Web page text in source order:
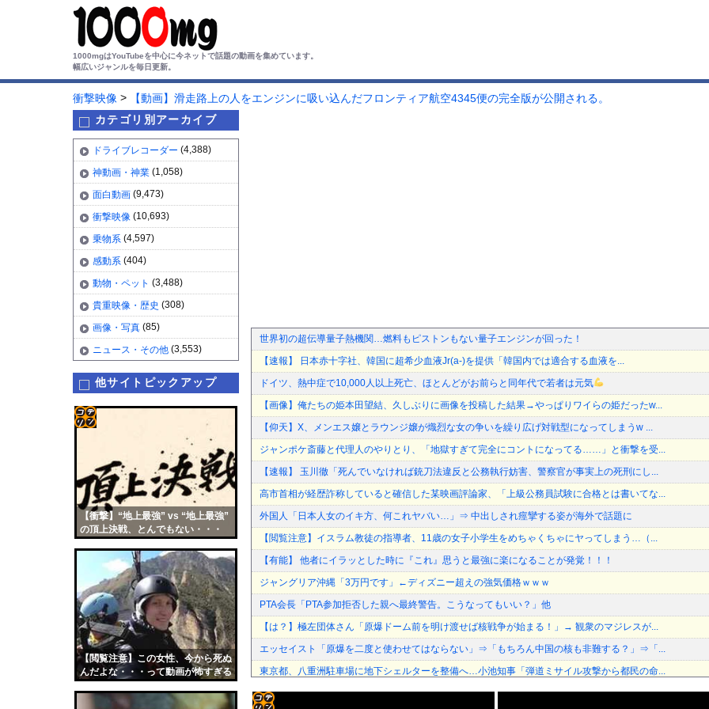
1000mgはYouTubeを中心に今ネットで話題の動画を集めています。
幅広いジャンルを毎日更新。
衝撃映像 >
【動画】滑走路上の人をエンジンに吸い込んだフロンティア航空4345便の完全版が公開される。
カテゴリ別アーカイブ
ドライブレコーダー (4,388)
神動画・神業 (1,058)
面白動画 (9,473)
衝撃映像 (10,693)
乗物系 (4,597)
感動系 (404)
動物・ペット (3,488)
貴重映像・歴史 (308)
画像・写真 (85)
ニュース・その他 (3,553)
他サイトピックアップ
【衝撃】“地上最強” vs “地上最強”
の頂上決戦、とんでもない・・・
【閲覧注意】この女性、今から死ぬ
んだよな・・・って動画が怖すぎる
- 固
定リ
ンク
自動
ツー
ル
世界初の超伝導量子熱機関…燃料もピストンもない量子エンジンが回った！
【速報】 日本赤十字社、韓国に超希少血液Jr(a-)を提供「韓国内では適合する血液を...
ドイツ、熱中症で10,000人以上死亡、ほとんどがお前らと同年代で若者は元気
【画像】俺たちの姫本田望結、久しぶりに画像を投稿した結果→やっぱりワイらの姫だったw...
【仰天】X、メンエス嬢とラウンジ嬢が熾烈な女の争いを繰り広げ対戦型になってしまうw ...
ジャンポケ斎藤と代理人のやりとり、「地獄すぎて完全にコントになってる……」と衝撃を受...
【速報】 玉川徹「死んでいなければ銃刀法違反と公務執行妨害、警察官が事実上の死刑にし...
高市首相が経歴詐称していると確信した某映画評論家、「上級公務員試験に合格とは書いてな...
外国人「日本人女のイキ方、何これヤバい…」⇒ 中出しされ痙攣する姿が海外で話題に
【閲覧注意】イスラム教徒の指導者、11歳の女子小学生をめちゃくちゃにヤってしまう…（...
【有能】 他者にイラッとした時に『これ』思うと最強に楽になることが発覚！！！
ジャングリア沖縄「3万円です」←ディズニー超えの強気価格ｗｗｗ
PTA会長「PTA参加拒否した親へ最終警告。こうなってもいい？」他
【は？】極左団体さん「原爆ドーム前を明け渡せば核戦争が始まる！」→ 観衆のマジレスが...
エッセイスト「原爆を二度と使わせてはならない」⇒「もちろん中国の核も非難する？」⇒「...
東京都、八重洲駐車場に地下シェルターを整備へ…小池知事「弾道ミサイル攻撃から都民の命...
【画像】実写版みいちゃんを家に住ませてあげた結果wwwwwwww